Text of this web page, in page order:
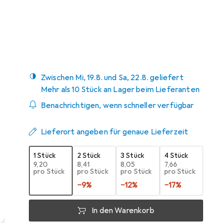
Zwischen Mi, 19.8. und Sa, 22.8. geliefert
Mehr als 10 Stück an Lager beim Lieferanten
Benachrichtigen, wenn schneller verfügbar
Lieferort angeben für genaue Lieferzeit
1 Stück
EUR
9,20
pro Stück
2 Stück
EUR
8,41
pro Stück
−9%
3 Stück
EUR
8,05
pro Stück
−12%
4 Stück
EUR
7,66
pro Stück
−17%
In den Warenkorb